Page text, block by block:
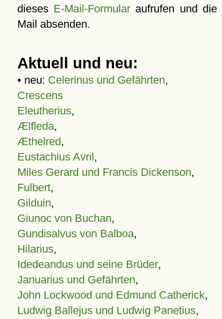
dieses E-Mail-Formular aufrufen und die
Mail absenden.
Aktuell und neu:
• neu: Celerinus und Gefährten,
Crescens
Eleutherius,
Ælfleda,
Æthelred,
Eustachius Avril,
Miles Gerard und Francis Dickenson,
Fulbert,
Gilduin,
Giunoc von Buchan,
Gundisalvus von Balboa,
Hilarius,
Idedeandus und seine Brüder,
Januarius und Gefährten,
John Lockwood und Edmund Catherick,
Ludwig Ballejus und Ludwig Panetius,